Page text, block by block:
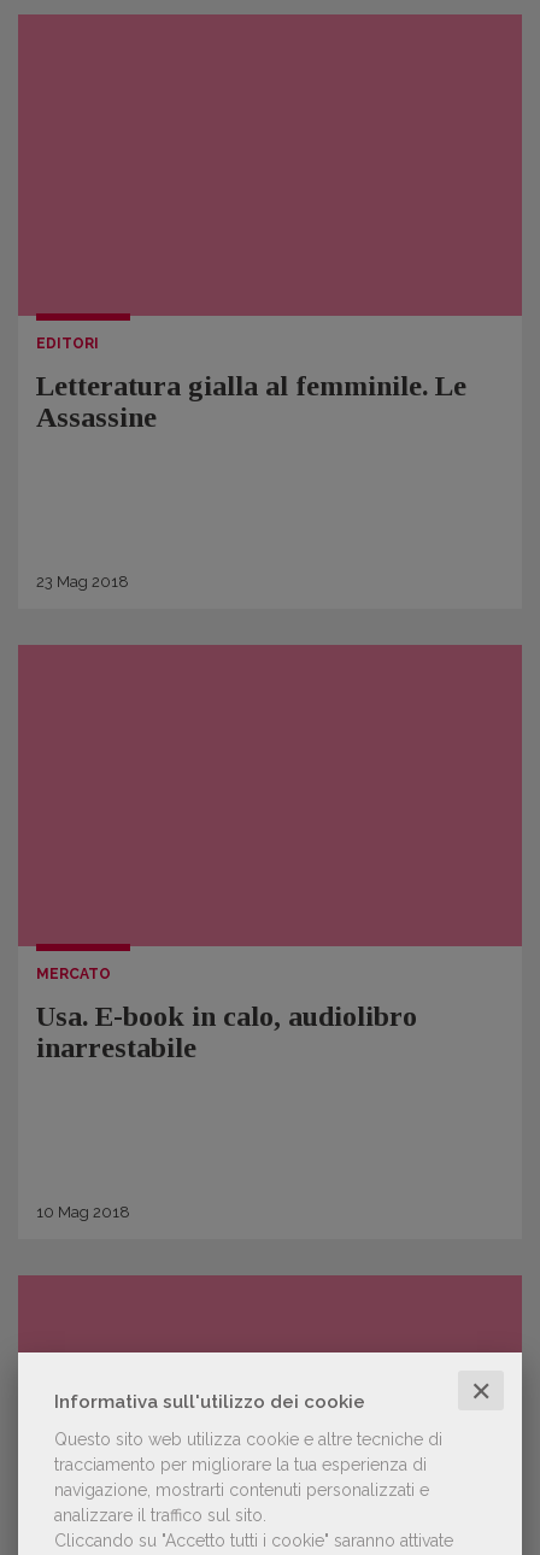
Informativa sull'utilizzo dei cookie ✕
Questo sito web utilizza cookie e altre tecniche di
tracciamento per migliorare la tua esperienza di
navigazione, mostrarti contenuti personalizzati e
analizzare il traffico sul sito.
Cliccando su "Accetto tutti i cookie" saranno attivate
EDITORI
Letteratura gialla al femminile. Le
Assassine
23 Mag 2018
MERCATO
Usa. E-book in calo, audiolibro
inarrestabile
10 Mag 2018